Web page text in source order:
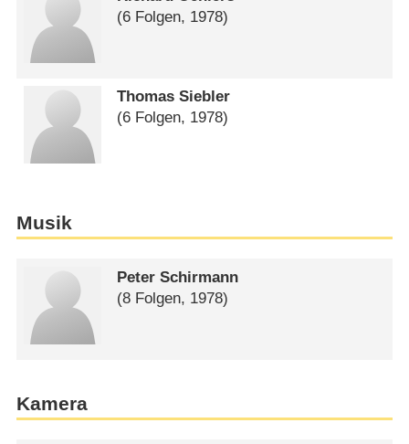
(6 Folgen, 1978)
Thomas Siebler
(6 Folgen, 1978)
Musik
Peter Schirmann
(8 Folgen, 1978)
Kamera